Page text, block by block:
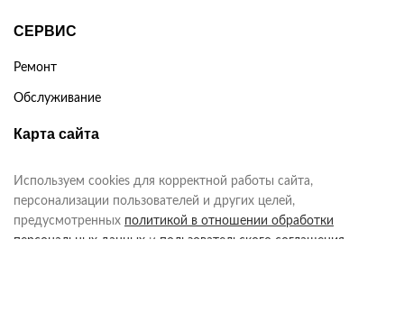
СЕРВИС
Ремонт
Обслуживание
Карта сайта
Используем cookies для корректной работы сайта,
персонализации пользователей и других целей,
предусмотренных политикой в отношении обработки
персональных данных и пользовательского соглашения